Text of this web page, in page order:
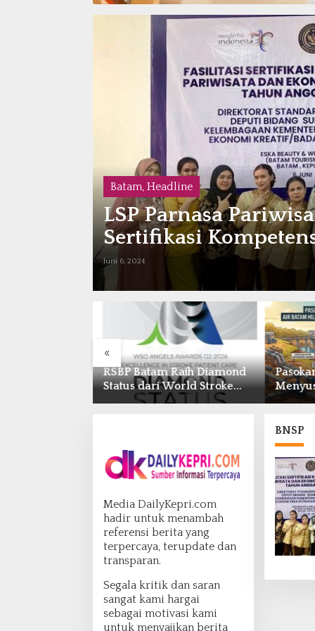
Batam, Headline
LSP Parnasa
Sertifikasi
Juni 6, 2024
«
Pasokan Air Waduk Nongsa
Menyusut, Air Batam Hilir
Optimalkan Rekayasa Suplai
BP
Batam
Media DailyKepri.com
hadir untuk menambah
referensi berita yang
terpercaya, terupdate dan
transparan.
Segala kritik dan saran
sangat kami hargai
sebagai motivasi kami
untuk menyajikan berita
BNSP